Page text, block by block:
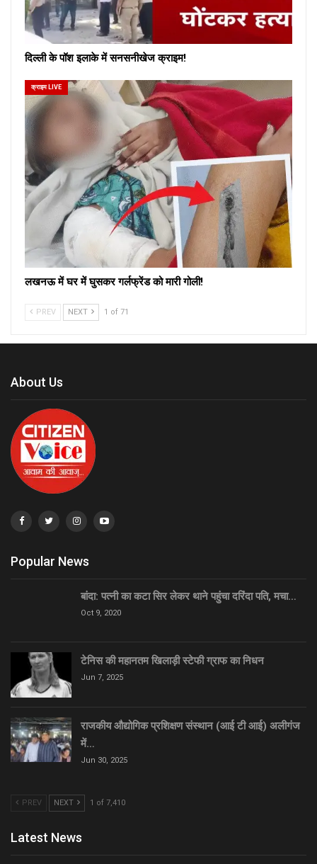
दिल्ली के पॉश इलाके में सनसनीखेज क्राइम!
क्राइम LIVE
लखनऊ में घर में घुसकर गर्लफ्रेंड को मारी गोली!
PREV NEXT 1 of 71
About Us
Popular News
बांदा: पत्नी का कटा सिर लेकर थाने पहुंचा दरिंदा पति, मचा…
Oct 9, 2020
टेनिस की महानतम खिलाड़ी स्टेफी ग्राफ का निधन
Jun 7, 2025
राजकीय औद्योगिक प्रशिक्षण संस्थान (आई टी आई) अलीगंज
में…
Jun 30, 2025
PREV NEXT 1 of 7,410
Latest News